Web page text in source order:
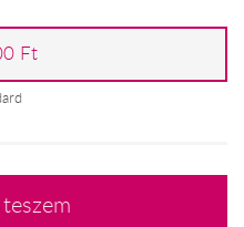
Ft